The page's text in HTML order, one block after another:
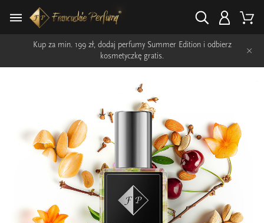
Kup za min. 199 zł, dodaj perfumy Summer Edition i odbierz
kosmetyczkę gratis.
×